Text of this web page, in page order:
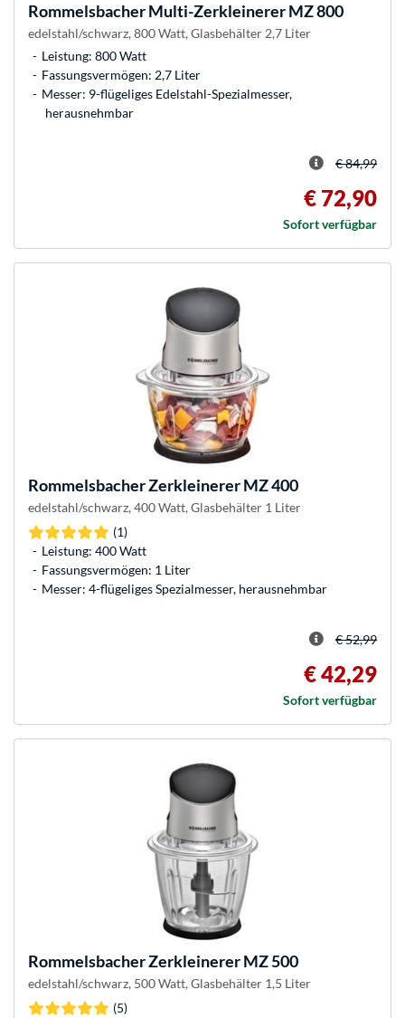
RommelsbacherMulti-Zerkleinerer MZ 800
edelstahl/schwarz, 800 Watt, Glasbehälter 2,7 Liter
Leistung: 800 Watt
Fassungsvermögen: 2,7 Liter
Messer: 9-flügeliges Edelstahl-Spezialmesser,
herausnehmbar
€ 84,99
€ 72,90
Sofort verfügbar
RommelsbacherZerkleinerer MZ 400
edelstahl/schwarz, 400 Watt, Glasbehälter 1 Liter
(1)
Leistung: 400 Watt
Fassungsvermögen: 1 Liter
Messer: 4-flügeliges Spezialmesser, herausnehmbar
€ 52,99
€ 42,29
Sofort verfügbar
RommelsbacherZerkleinerer MZ 500
edelstahl/schwarz, 500 Watt, Glasbehälter 1,5 Liter
(5)